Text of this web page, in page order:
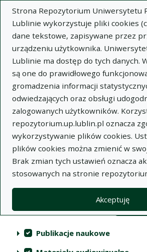
Strona Repozytorium Uniwersytetu
Lublinie wykorzystuje pliki cookies
dane tekstowe, zapisywane przez
urządzeniu użytkownika.
Lublinie ma dostęp do tych danych.
są one do prawidłowego
gromadzenia informacji
odwiedzających oraz obsługi
zalogowanych użytkowników.
repozytorium.up.lublin.pl oznacza
wykorzystywanie plików cookies.
plików cookies można zmienić w
Brak zmian tych ustawień oznacza
stosowanych na stronie
Akceptuję
Wyszukaj
Repozytorium Uniwersytetu
Przyrodniczego w Lublinie
Kolekcje
Lista wyników
Filtry wyszukiwania
Akcje na kolekcjach
Kolekcje (automatyczne
Publikacje naukowe